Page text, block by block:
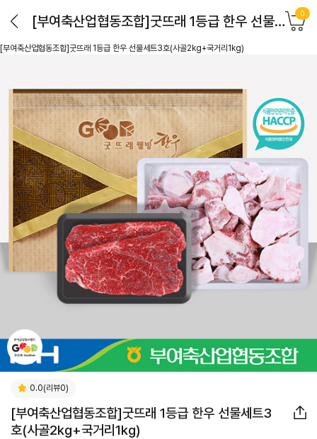
[부여축산업협동조합]굿뜨래 1등급 한우 선물세트3호(사골2kg+국거리1kg) 0
[부여축산업협동조합]굿뜨래 1등급 한우 선물세트3호(사골2kg+국거리1kg)
0.0(리뷰0)
[부여축산업협동조합]굿뜨래 1등급 한우 선물세트3
호(사골2kg+국거리1kg)